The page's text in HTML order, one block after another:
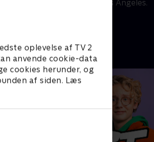
oplevelse af TV 2
anvende cookie-data
cookies herunder, og
af siden. Læs
mens de bor i Los Angeles.